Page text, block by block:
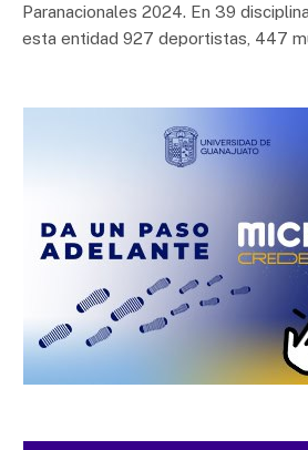
Paranacionales 2024. En 39
esta entidad 927 deportistas, 447